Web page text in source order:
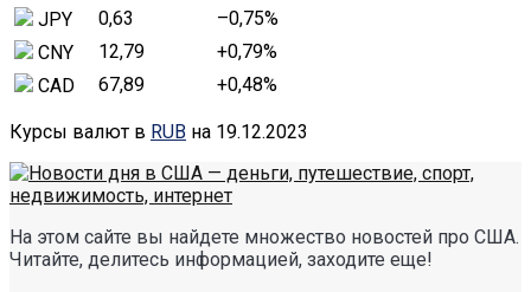
JPY
0,63 –0,75%
CNY
12,79 +0,79%
CAD
67,89 +0,48%
Курсы валют в RUB на 19.12.2023
На этом сайте вы найдете множество новостей про США.
Читайте, делитесь информацией, заходите еще!